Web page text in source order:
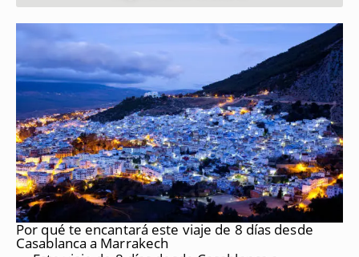
Por qué te encantará este viaje de 8 días desde
Casablanca a Marrakech